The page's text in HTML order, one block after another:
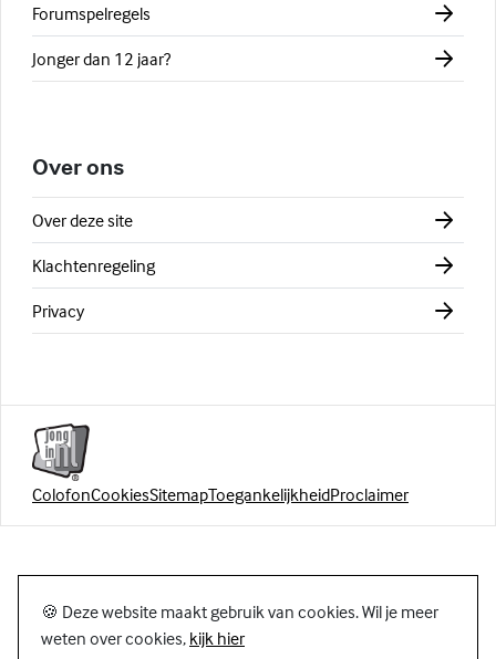
Forumspelregels
Jonger dan 12 jaar?
Over ons
Over deze site
Klachtenregeling
Privacy
ColofonCookiesSitemapToegankelijkheidProclaimer
🍪 Deze website maakt gebruik van cookies. Wil je meer
weten over cookies, kijk hier